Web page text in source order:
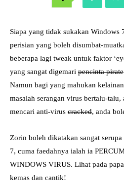
Siapa yang tidak sukakan Windows
perisian yang boleh disumbat-
beberapa lagi tweak untuk faktor
yang sangat digemari pencinta pirate
Namun bagi yang mahukan
masalah serangan virus bertalu-
mencari anti-virus cracked, anda
Zorin boleh dikatakan sangat
7, cuma faedahnya ialah ia
WINDOWS VIRUS. Lihat pada
kemas dan cantik!